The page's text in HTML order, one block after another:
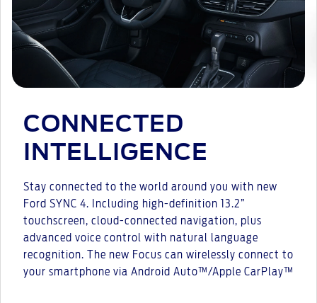
CONNECTED
INTELLIGENCE
Stay connected to the world around you with new
Ford SYNC 4. Including high-definition 13.2”
touchscreen, cloud-connected navigation, plus
advanced voice control with natural language
recognition. The new Focus can wirelessly connect to
your smartphone via Android Auto™/Apple CarPlay™